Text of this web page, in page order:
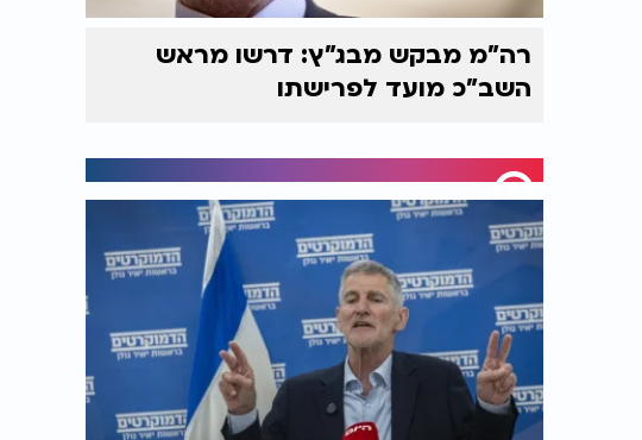
רה"מ מבקש מבג"ץ: דרשו מראש
השב"כ מועד לפרישתו